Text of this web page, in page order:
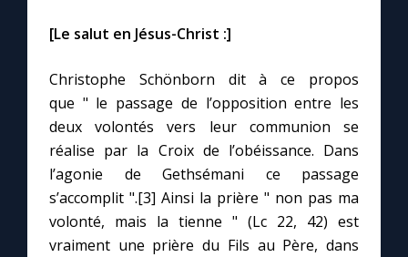
[Le salut en Jésus-Christ :]
Christophe Schönborn dit à ce propos
que " le passage de l’opposition entre les
deux volontés vers leur communion se
réalise par la Croix de l’obéissance. Dans
l’agonie de Gethsémani ce passage
s’accomplit ".[3] Ainsi la prière " non pas ma
volonté, mais la tienne " (Lc 22, 42) est
vraiment une prière du Fils au Père, dans